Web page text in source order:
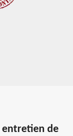
de